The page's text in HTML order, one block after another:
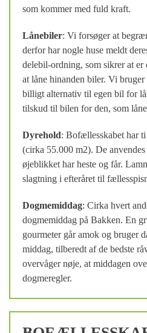
som kommer med fuld kraft.
Lånebiler: Vi forsøger at
derfor har nogle huse meldt
delebil-ordning, som sikrer at er
at låne hinanden biler. Vi bruger
billigt alternativ til egen bil for
tilskud til bilen for den, som
Dyrehold: Bofællesskabet har
(cirka 55.000 m2). De
øjeblikket har heste og får.
slagtning i efteråret til
Dogmemiddag: Cirka hvert
dogmemiddag på Bakken. En
gourmeter går amok og bruger
middag, tilberedt af de bedste
overvåger nøje, at middagen
dogmeregler.